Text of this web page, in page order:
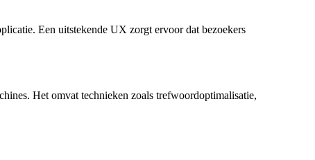
Een uitstekende UX zorgt ervoor dat bezoekers
Het omvat technieken zoals trefwoordoptimalisatie,